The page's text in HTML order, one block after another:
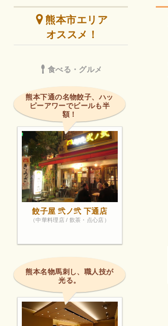
保護されている場合があります。
熊本市エリア
オススメ！
食べる・グルメ
熊本下通の名物餃子、ハッ
ピーアワーでビールも半
額！
餃子屋 弐ノ弐 下通店
（中華料理店 / 飲茶・点心店）
熊本名物馬刺し、職人技が
光る。